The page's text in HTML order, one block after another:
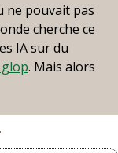
ne pouvait pas
cherche ce
IA sur du
glop